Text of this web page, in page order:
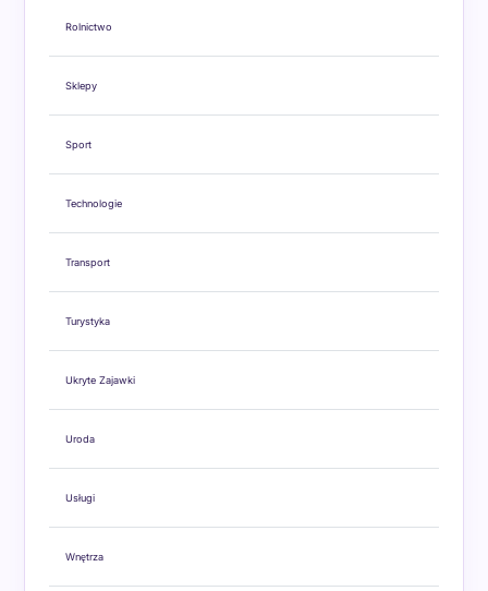
Rolnictwo
Sklepy
Sport
Technologie
Transport
Turystyka
Ukryte Zajawki
Uroda
Usługi
Wnętrza